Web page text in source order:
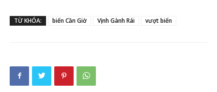
TỪ KHÓA: biển Cần Giờ Vịnh Gành Rái vượt biển